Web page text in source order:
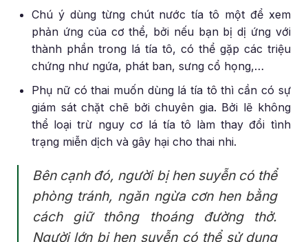
Chú ý dùng từng chút nước tía tô một để xem
phản ứng của cơ thể, bởi nếu bạn bị dị ứng với
thành phần trong lá tía tô, có thể gặp các triệu
chứng như ngứa, phát ban, sưng cổ họng,…
Phụ nữ có thai muốn dùng lá tía tô thì cần có sự
giám sát chặt chẽ bởi chuyên gia. Bởi lẽ không
thể loại trừ nguy cơ lá tía tô làm thay đổi tình
trạng miễn dịch và gây hại cho thai nhi.
Bên cạnh đó, người bị hen suyễn có thể
phòng tránh, ngăn ngừa cơn hen bằng
cách giữ thông thoáng đường thở.
Người lớn bị hen suyễn có thể sử dụng